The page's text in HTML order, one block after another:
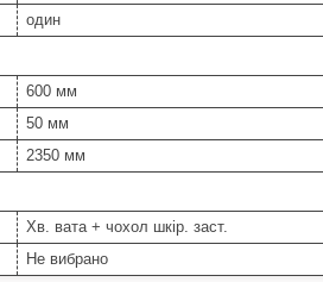
один
600 мм
50 мм
2350 мм
Хв. вата + чохол шкір. заст.
Не вибрано